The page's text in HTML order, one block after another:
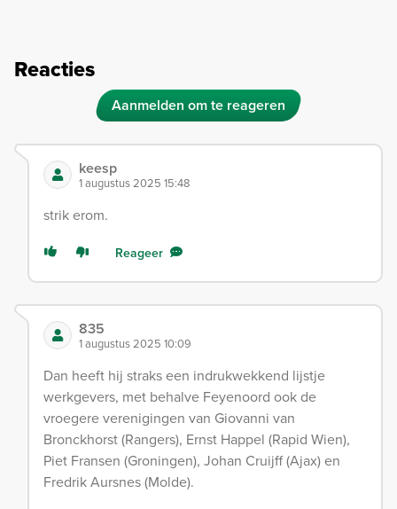
Reacties
Aanmelden om te reageren
keesp
1 augustus 2025 15:48
strik erom.
Reageer
835
1 augustus 2025 10:09
Dan heeft hij straks een indrukwekkend lijstje
werkgevers, met behalve Feyenoord ook de
vroegere verenigingen van Giovanni van
Bronckhorst (Rangers), Ernst Happel (Rapid Wien),
Piet Fransen (Groningen), Johan Cruijff (Ajax) en
Fredrik Aursnes (Molde).